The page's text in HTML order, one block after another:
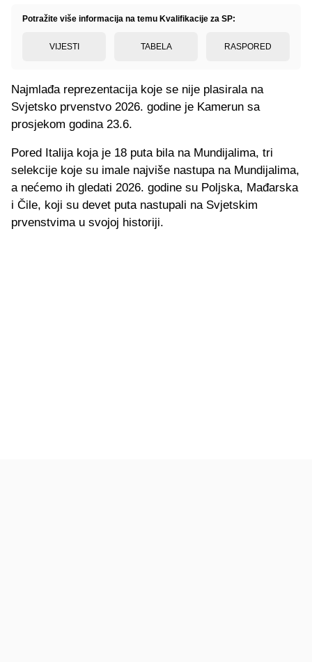
Potražite više informacija na temu Kvalifikacije za SP:
VIJESTI TABELA RASPORED
Najmlađa reprezentacija koje se nije plasirala na
Svjetsko prvenstvo 2026. godine je Kamerun sa
prosjekom godina 23.6.
Pored Italija koja je 18 puta bila na Mundijalima, tri
selekcije koje su imale najviše nastupa na Mundijalima,
a nećemo ih gledati 2026. godine su Poljska, Mađarska
i Čile, koji su devet puta nastupali na Svjetskim
prvenstvima u svojoj historiji.